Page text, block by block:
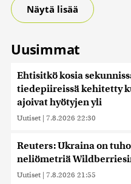
Näytä lisää
Uusimmat
Ehtisitkö kosia
tiedepiireissä kehitetty
ajoivat hyötyjen yli
Uutiset | 7.8.2026 22:30
Reuters: Ukraina on
neliömetriä
Uutiset | 7.8.2026 21:55